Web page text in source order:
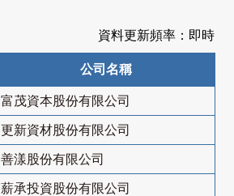
資料更新頻率：即時
公司名稱
富茂資本股份有限公司
更新資材股份有限公司
善漾股份有限公司
薪承投資股份有限公司